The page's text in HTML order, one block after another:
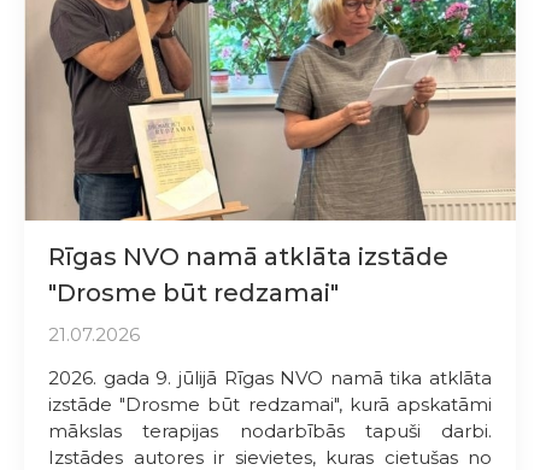
Rīgas NVO namā atklāta izstāde
"Drosme būt redzamai"
21.07.2026
2026. gada 9. jūlijā Rīgas NVO namā tika atklāta
izstāde "Drosme būt redzamai", kurā apskatāmi
mākslas terapijas nodarbībās tapuši darbi.
Izstādes autores ir sievietes, kuras cietušas no